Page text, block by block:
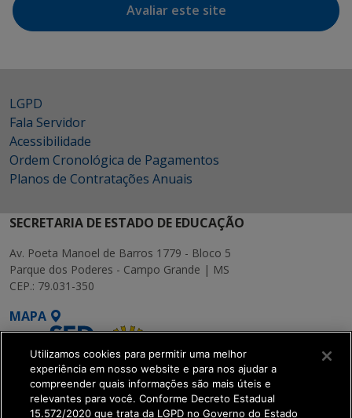
Avaliar este site
LGPD
Fala Servidor
Acessibilidade
Ordem Cronológica de Pagamentos
Planos de Contratações Anuais
SECRETARIA DE ESTADO DE EDUCAÇÃO
Av. Poeta Manoel de Barros 1779 - Bloco 5
Parque dos Poderes - Campo Grande | MS
CEP.: 79.031-350
MAPA
Utilizamos cookies para permitir uma melhor
experiência em nosso website e para nos ajudar a
compreender quais informações são mais úteis e
relevantes para você. Conforme Decreto Estadual
15.572/2020 que trata da LGPD no Governo do Estado